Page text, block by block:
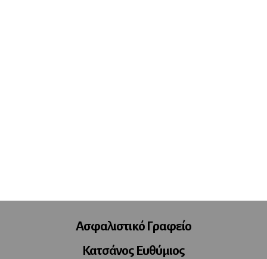
Ασφαλιστικό Γραφείο
Κατσάνος Ευθύμιος